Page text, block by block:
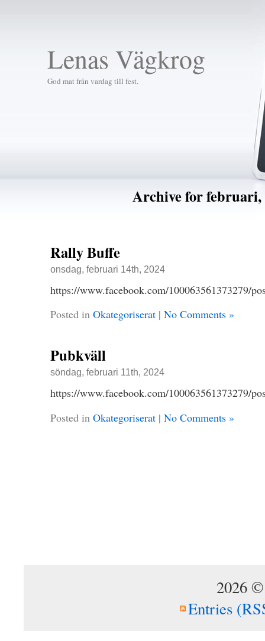
Lenas Vägkrog
God mat från vardag till fest.
Archive for februari,
Rally Buffe
onsdag, februari 14th, 2024
https://www.facebook.com/100063561373279/
Posted in Okategoriserat| No Comments »
Pubkväll
söndag, februari 11th, 2024
https://www.facebook.com/100063561373279/
Posted in Okategoriserat| No Comments »
2026
Entries